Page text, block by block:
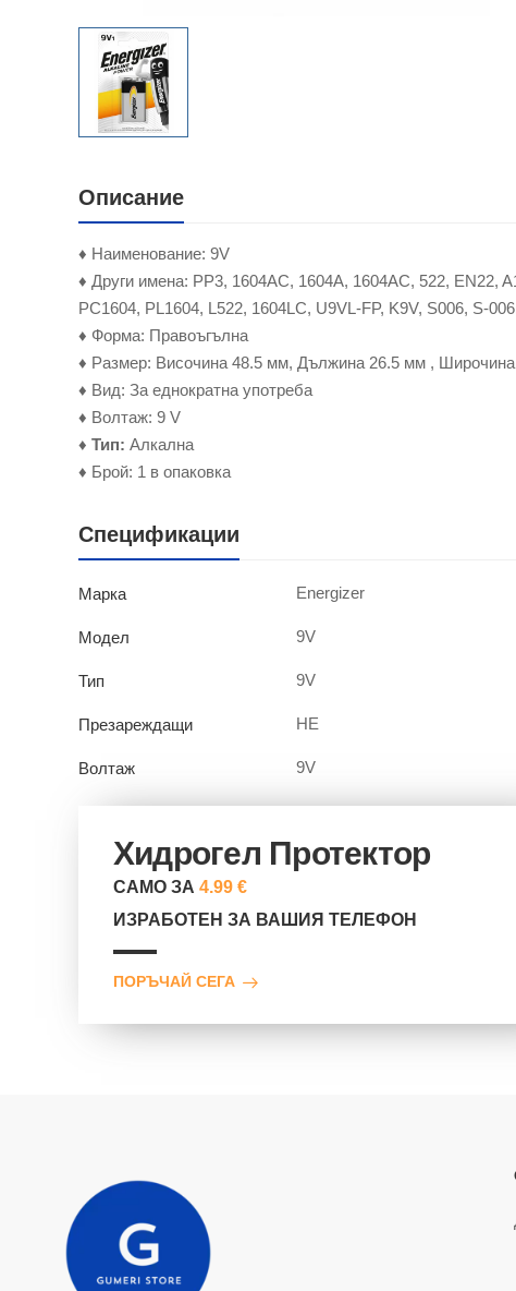
Описание
♦ Наименование: 9V
♦ Други имена: PP3, 1604AC, 1604A, 1604AC, 522, EN22,
PC1604, PL1604, L522, 1604LC, U9VL-FP, K9V, S006, S-
♦ Форма: Правоъгълна
♦ Размер: Височина 48.5 мм, Дължина 26.5 мм ,
♦ Вид: За еднократна употреба
♦ Волтаж: 9 V
♦ Тип: Алкална
♦ Брой: 1 в опаковка
Спецификации
Марка Energizer
Модел 9V
Тип 9V
Презареждащи НЕ
Волтаж 9V
Хидрогел Протектор
САМО ЗА 4.99 €
ИЗРАБОТЕН ЗА ВАШИЯ ТЕЛЕФОН
ПОРЪЧАЙ СЕГА